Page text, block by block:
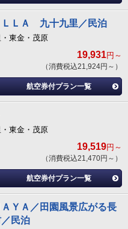
ＬＡ 九十九里／民泊
東金・茂原
19,931円～
（消費税込21,924円～）
航空券付プラン一覧
東金・茂原
19,519円～
（消費税込21,470円～）
航空券付プラン一覧
ＹＡ／田園風景広がる長
民泊